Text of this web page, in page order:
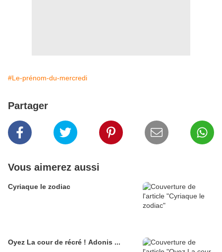
#Le-prénom-du-mercredi
Partager
Vous aimerez aussi
Cyriaque le zodiac
Oyez La cour de récré ! Adonis ...